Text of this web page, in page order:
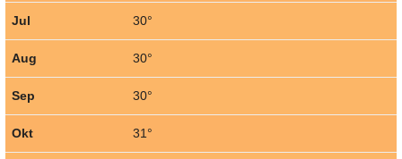
Jul 30°
Aug 30°
Sep 30°
Okt 31°